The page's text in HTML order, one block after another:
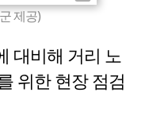
제공)
대비해 거리 노
위한 현장 점검